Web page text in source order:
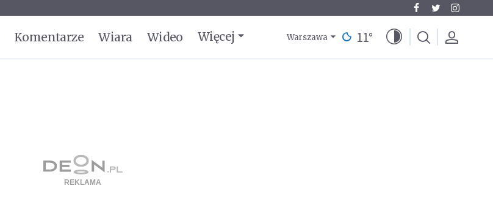
Komentarze Wiara Wideo Więcej Warszawa 11°